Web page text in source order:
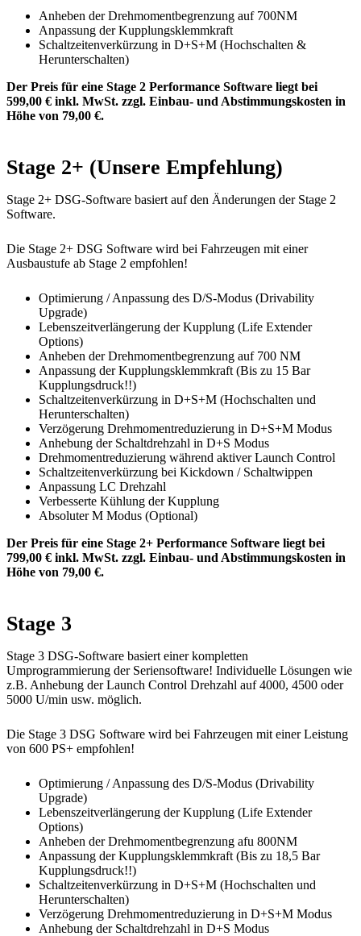
Anheben der Drehmomentbegrenzung auf 700NM
Anpassung der Kupplungsklemmkraft
Schaltzeitenverkürzung in D+S+M (Hochschalten &
Herunterschalten)
Der Preis für eine Stage 2 Performance Software liegt bei
599,00 € inkl. MwSt. zzgl. Einbau- und Abstimmungskosten in
Höhe von 79,00 €.
Stage 2+ (Unsere Empfehlung)
Stage 2+ DSG-Software basiert auf den Änderungen der Stage 2
Software.
Die Stage 2+ DSG Software wird bei Fahrzeugen mit einer
Ausbaustufe ab Stage 2 empfohlen!
Optimierung / Anpassung des D/S-Modus (Drivability
Upgrade)
Lebenszeitverlängerung der Kupplung (Life Extender
Options)
Anheben der Drehmomentbegrenzung auf 700 NM
Anpassung der Kupplungsklemmkraft (Bis zu 15 Bar
Kupplungsdruck!!)
Schaltzeitenverkürzung in D+S+M (Hochschalten und
Herunterschalten)
Verzögerung Drehmomentreduzierung in D+S+M Modus
Anhebung der Schaltdrehzahl in D+S Modus
Drehmomentreduzierung während aktiver Launch Control
Schaltzeitenverkürzung bei Kickdown / Schaltwippen
Anpassung LC Drehzahl
Verbesserte Kühlung der Kupplung
Absoluter M Modus (Optional)
Der Preis für eine Stage 2+ Performance Software liegt bei
799,00 € inkl. MwSt. zzgl. Einbau- und Abstimmungskosten in
Höhe von 79,00 €.
Stage 3
Stage 3 DSG-Software basiert einer kompletten
Umprogrammierung der Seriensoftware! Individuelle Lösungen wie
z.B. Anhebung der Launch Control Drehzahl auf 4000, 4500 oder
5000 U/min usw. möglich.
Die Stage 3 DSG Software wird bei Fahrzeugen mit einer Leistung
von 600 PS+ empfohlen!
Optimierung / Anpassung des D/S-Modus (Drivability
Upgrade)
Lebenszeitverlängerung der Kupplung (Life Extender
Options)
Anheben der Drehmomentbegrenzung afu 800NM
Anpassung der Kupplungsklemmkraft (Bis zu 18,5 Bar
Kupplungsdruck!!)
Schaltzeitenverkürzung in D+S+M (Hochschalten und
Herunterschalten)
Verzögerung Drehmomentreduzierung in D+S+M Modus
Anhebung der Schaltdrehzahl in D+S Modus